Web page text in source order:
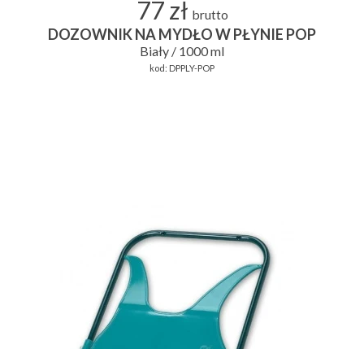
77 zł brutto
DOZOWNIK NA MYDŁO W PŁYNIE POP
Biały / 1000 ml
kod: DPPLY-POP